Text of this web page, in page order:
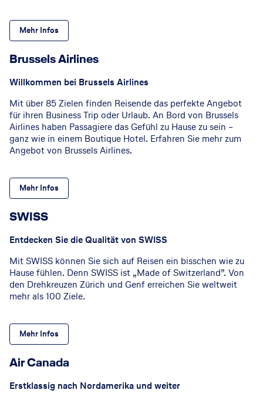
Mehr Infos
Brussels Airlines
Willkommen bei Brussels Airlines
Mit über 85 Zielen finden Reisende das perfekte Angebot
für ihren Business Trip oder Urlaub. An Bord von Brussels
Airlines haben Passagiere das Gefühl zu Hause zu sein –
ganz wie in einem Boutique Hotel. Erfahren Sie mehr zum
Angebot von Brussels Airlines.
Mehr Infos
SWISS
Entdecken Sie die Qualität von SWISS
Mit SWISS können Sie sich auf Reisen ein bisschen wie zu
Hause fühlen. Denn SWISS ist „Made of Switzerland”. Von
den Drehkreuzen Zürich und Genf erreichen Sie weltweit
mehr als 100 Ziele.
Mehr Infos
Air Canada
Erstklassig nach Nordamerika und weiter